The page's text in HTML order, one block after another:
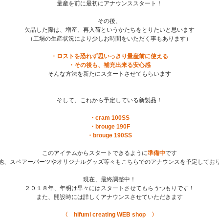
量産を前に最初にアナウンススタート！
その後、
欠品した際は、増産、再入荷というかたちをとりたいと思います
（工場の生産状況により少しお時間をいただく事もあります）
・ロストを恐れず思いっきり量産前に使える
・その後も、補充出来る安心感
そんな方法を新たにスタートさせてもらいます
そして、これから予定している新製品！
・cram 100SS
・brouge 190F
・brouge 190SS
このアイテムからスタートできるように準備中です
、スペアーパーツやオリジナルグッズ等々もこちらでのアナウンスを予定してお
現在、最終調整中！
２０１８年、年明け早々にはスタートさせてもらうつもりです！
また、開設時には詳しくアナウンスさせていただきます
〈 hifumi creating WEB shop 〉